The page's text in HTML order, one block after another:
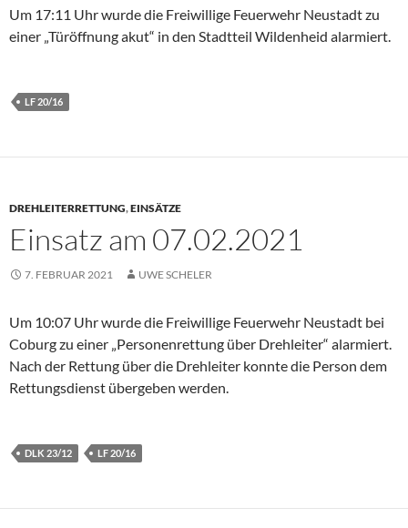
Um 17:11 Uhr wurde die Freiwillige Feuerwehr Neustadt zu
einer „Türöffnung akut“ in den Stadtteil Wildenheid alarmiert.
LF 20/16
DREHLEITERRETTUNG,EINSÄTZE
Einsatz am 07.02.2021
7. FEBRUAR 2021 UWE SCHELER
Um 10:07 Uhr wurde die Freiwillige Feuerwehr Neustadt bei
Coburg zu einer „Personenrettung über Drehleiter“ alarmiert.
Nach der Rettung über die Drehleiter konnte die Person dem
Rettungsdienst übergeben werden.
DLK 23/12 LF 20/16